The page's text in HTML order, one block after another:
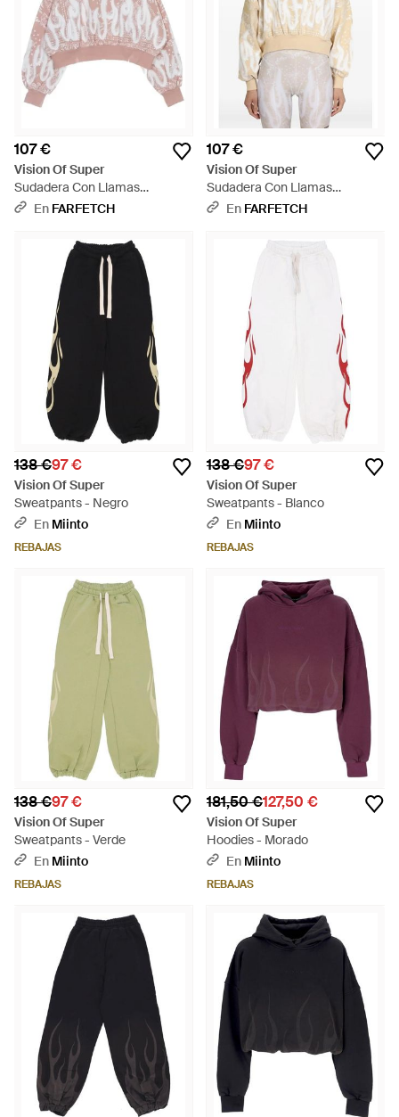
107 €
Vision Of Super
Sudadera Con Llamas
Estampadas - Rosa
En FARFETCH
107 €
Vision Of Super
Sudadera Con Llamas
Estampadas - Blanco
En FARFETCH
138 €97 €
Vision Of Super
Sweatpants - Negro
En Miinto
REBAJAS
138 €97 €
Vision Of Super
Sweatpants - Blanco
En Miinto
REBAJAS
138 €97 €
Vision Of Super
Sweatpants - Verde
En Miinto
REBAJAS
181,50 €127,50 €
Vision Of Super
Hoodies - Morado
En Miinto
REBAJAS